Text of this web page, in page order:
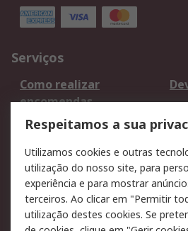
Serviços
Como realizar
encomendas
Formas de entrega
Pagamento e
faturação
Legal
Respeitamos a sua
Utilizamos cookies e outras
utilização do nosso site, para
experiência e para mostrar
terceiros. Ao clicar em "Permitir
utilização destes cookies. Se